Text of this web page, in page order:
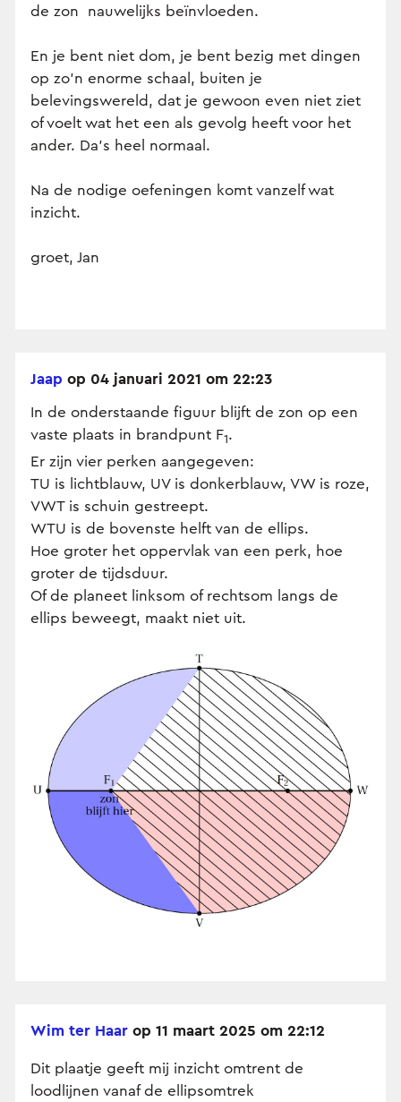
de zon nauwelijks beïnvloeden.
En je bent niet dom, je bent bezig met dingen
op zo'n enorme schaal, buiten je
belevingswereld, dat je gewoon even niet ziet
of voelt wat het een als gevolg heeft voor het
ander. Da's heel normaal.
Na de nodige oefeningen komt vanzelf wat
inzicht.
groet, Jan
Jaap op 04 januari 2021 om 22:23
In de onderstaande figuur blijft de zon op een
vaste plaats in brandpunt F1 .
Er zijn vier perken aangegeven:
TU is lichtblauw, UV is donkerblauw, VW is roze,
VWT is schuin gestreept.
WTU is de bovenste helft van de ellips.
Hoe groter het oppervlak van een perk, hoe
groter de tijdsduur.
Of de planeet linksom of rechtsom langs de
ellips beweegt, maakt niet uit.
Wim ter Haar op 11 maart 2025 om 22:12
Dit plaatje geeft mij inzicht omtrent de
loodlijnen vanaf de ellipsomtrek